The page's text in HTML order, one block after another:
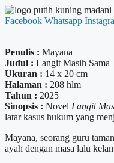
Facebook Whatsapp
Penulis : Mayana
Judul : Langit Masih Sama
Ukuran : 14 x 20 cm
Halaman : 208 hlm
Tahun : 2025
Sinopsis : Novel Langit
latar kasus hukum yang
Mayana, seorang guru
ayah dengan masa lalu